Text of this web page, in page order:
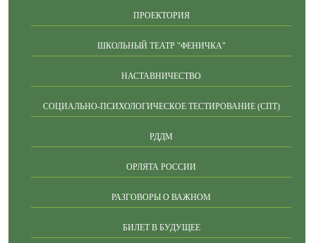
ПРОЕКТОРИЯ
ШКОЛЬНЫЙ ТЕАТР "ФЕНИЧКА"
НАСТАВНИЧЕСТВО
СОЦИАЛЬНО-ПСИХОЛОГИЧЕСКОЕ ТЕСТИРОВАНИЕ (СПТ)
РДДМ
ОРЛЯТА РОССИИ
РАЗГОВОРЫ О ВАЖНОМ
БИЛЕТ В БУДУЩЕЕ